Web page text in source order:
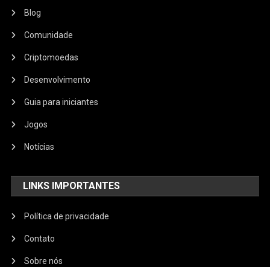
Blog
Comunidade
Criptomoedas
Desenvolvimento
Guia para iniciantes
Jogos
Notícias
LINKS IMPORTANTES
Política de privacidade
Contato
Sobre nós